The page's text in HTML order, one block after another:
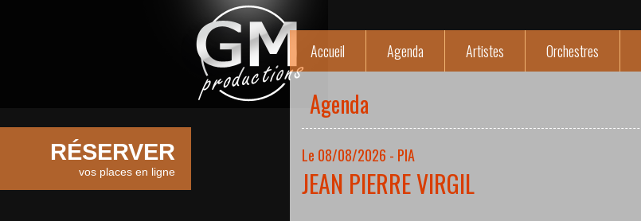
RÉSERVER
vos places en ligne
Accueil Agenda Artistes Orchestres
Agenda
Le 08/08/2026 - PIA
JEAN PIERRE VIRGIL